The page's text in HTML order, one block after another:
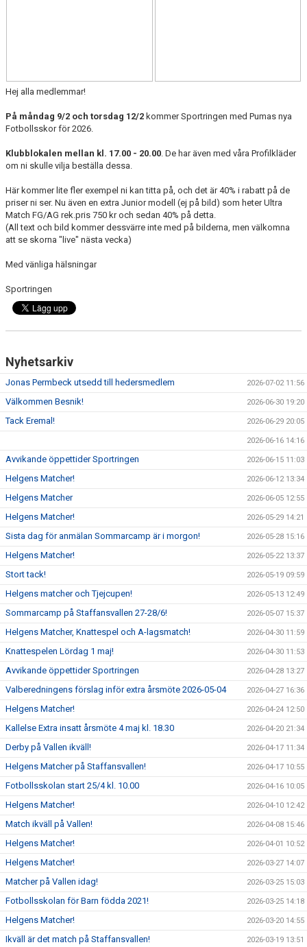
Hej alla medlemmar!
På måndag 9/2 och torsdag 12/2 kommer Sportringen med Pumas nya
Fotbollsskor för 2026.
Klubblokalen mellan kl. 17.00 - 20.00. De har även med våra Profilkläder
om ni skulle vilja beställa dessa.
Här kommer lite fler exempel ni kan titta på, och det är 40% i rabatt på de
priser ni ser. Nu även en extra Junior modell (ej på bild) som heter Ultra
Match FG/AG rek.pris 750 kr och sedan 40% på detta.
(All text och bild kommer dessvärre inte med på bilderna, men välkomna
att se skorna "live" nästa vecka)
Med vänliga hälsningar
Sportringen
Nyhetsarkiv
Jonas Permbeck utsedd till hedersmedlem 2026-07-02 11:56
Välkommen Besnik! 2026-06-30 19:20
Tack Eremal! 2026-06-29 20:05
2026-06-16 14:16
Avvikande öppettider Sportringen 2026-06-15 11:03
Helgens Matcher! 2026-06-12 13:34
Helgens Matcher 2026-06-05 12:55
Helgens Matcher! 2026-05-29 14:21
Sista dag för anmälan Sommarcamp är i morgon! 2026-05-28 15:16
Helgens Matcher! 2026-05-22 13:37
Stort tack! 2026-05-19 09:59
Helgens matcher och Tjejcupen! 2026-05-13 12:49
Sommarcamp på Staffansvallen 27-28/6! 2026-05-07 15:37
Helgens Matcher, Knattespel och A-lagsmatch! 2026-04-30 11:59
Knattespelen Lördag 1 maj! 2026-04-30 11:53
Avvikande öppettider Sportringen 2026-04-28 13:27
Valberedningens förslag inför extra årsmöte 2026-05-04 2026-04-27 16:36
Helgens Matcher! 2026-04-24 12:50
Kallelse Extra insatt årsmöte 4 maj kl. 18.30 2026-04-20 21:34
Derby på Vallen ikväll! 2026-04-17 11:34
Helgens Matcher på Staffansvallen! 2026-04-17 10:55
Fotbollsskolan start 25/4 kl. 10.00 2026-04-16 10:05
Helgens Matcher! 2026-04-10 12:42
Match ikväll på Vallen! 2026-04-08 15:46
Helgens Matcher! 2026-04-01 10:52
Helgens Matcher! 2026-03-27 14:07
Matcher på Vallen idag! 2026-03-25 15:03
Fotbollsskolan för Barn födda 2021! 2026-03-25 14:18
Helgens Matcher! 2026-03-20 14:55
Ikväll är det match på Staffansvallen! 2026-03-19 13:51